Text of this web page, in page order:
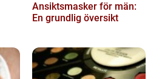
Ansiktsmasker för män:
En grundlig översikt